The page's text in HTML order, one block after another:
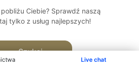
Live chat
Ciebie? Sprawdź naszą
tylko z usług najlepszych!
Szukaj